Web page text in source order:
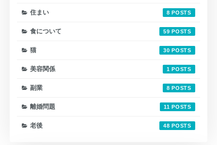
住まい 8
食について 59
猫 30
美容関係 1
副業 8
離婚問題 11
老後 48